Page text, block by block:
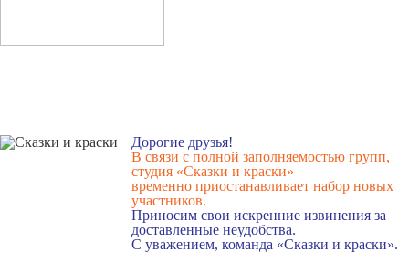
Дорогие друзья!
В связи с полной заполняемостью групп,
студия «Сказки и краски»
временно приостанавливает набор новых
участников.
Приносим свои искренние извинения за
доставленные неудобства.
С уважением, команда «Сказки и краски».